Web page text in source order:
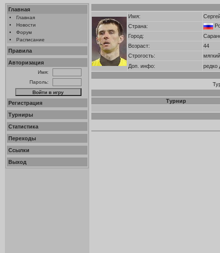
Главная
•
Главная
•
Новости
•
Форум
•
Расписание
Правила
Авторизация
Имя:
Пароль:
Регистрация
Турниры
Статистика
Переходы
Ссылки
Выход
Имя:
Страна:
Город:
Возраст:
44
Строгость:
мягкий
Доп. инфо:
редко
Турнир